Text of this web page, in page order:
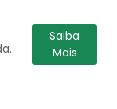
Saiba
Mais